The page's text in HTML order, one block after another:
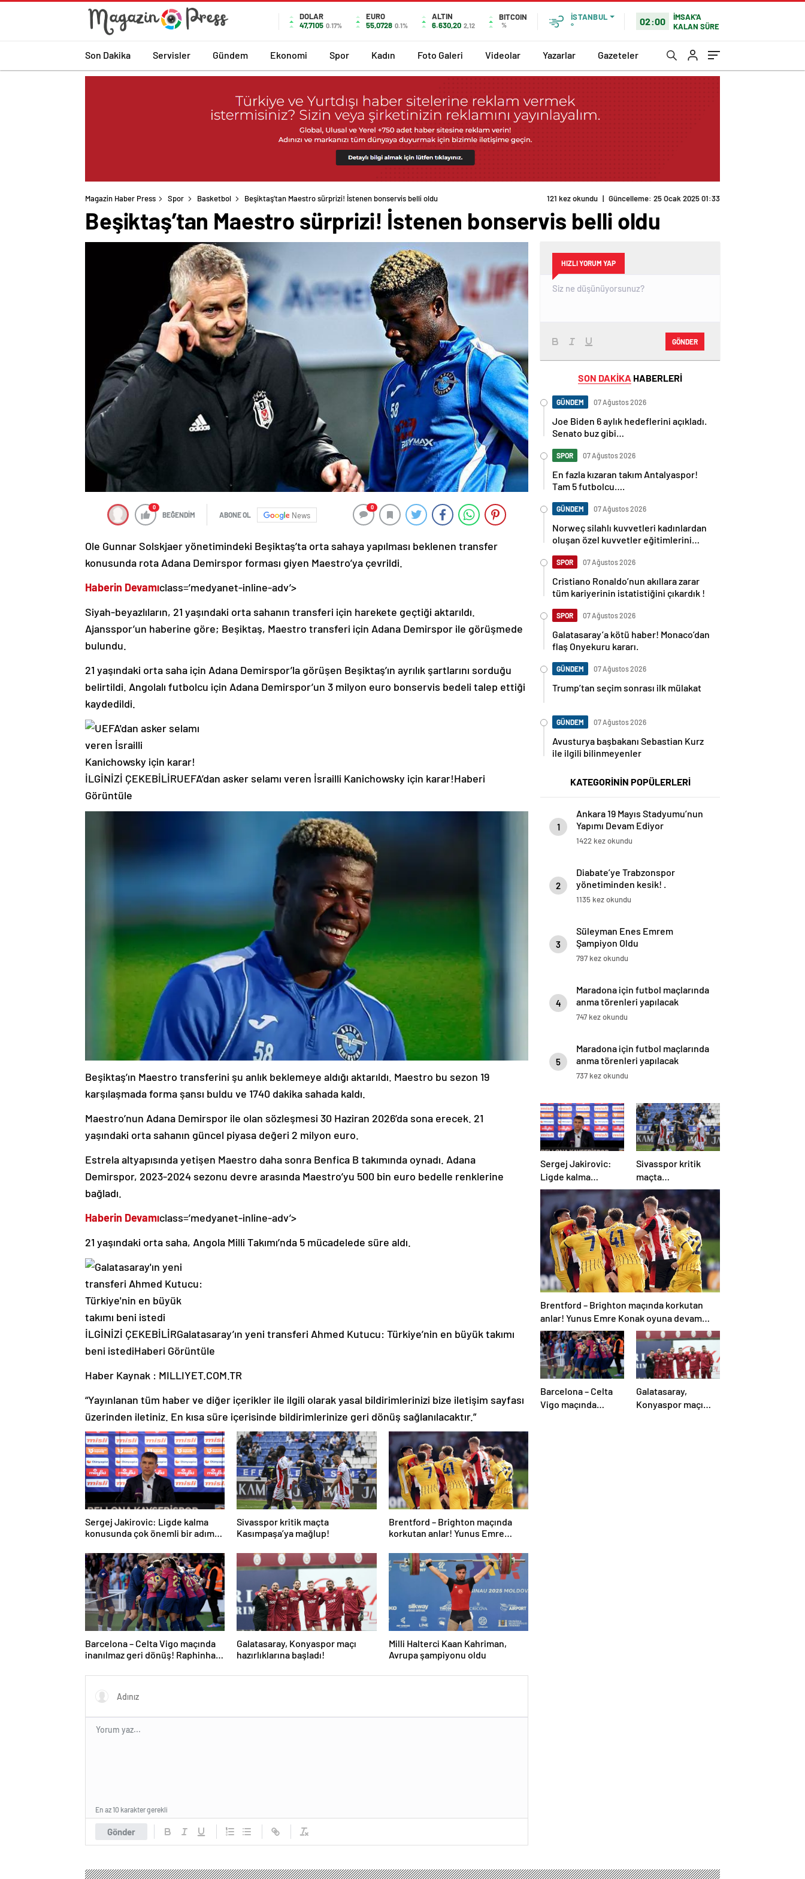
DOLAR
47,7105 0.17%
EURO
55,0728 0.1%
ALTIN
6.630,20 2,12
BITCOIN
%
İSTANBUL
°
02:00
İMSAK'A
KALAN SÜRE
Son Dakika Servisler Gündem Ekonomi Spor Kadın Foto Galeri Videolar Yazarlar Gazeteler
Magazin Haber Press Spor Basketbol Beşiktaş’tan Maestro sürprizi! İstenen bonservis belli oldu 121 kez okundu | Güncelleme: 25 Ocak 2025 01:33
Beşiktaş’tan Maestro sürprizi! İstenen bonservis belli oldu
0
BEĞENDİM ABONE OL News
0
Ole Gunnar Solskjaer yönetimindeki Beşiktaş’ta orta sahaya yapılması beklenen transfer
konusunda rota Adana Demirspor forması giyen Maestro’ya çevrildi.
Haberin Devamıclass=’medyanet-inline-adv’>
Siyah-beyazlıların, 21 yaşındaki orta sahanın transferi için harekete geçtiği aktarıldı.
Ajansspor’un haberine göre; Beşiktaş, Maestro transferi için Adana Demirspor ile görüşmede
bulundu.
21 yaşındaki orta saha için Adana Demirspor’la görüşen Beşiktaş’ın ayrılık şartlarını sorduğu
belirtildi. Angolalı futbolcu için Adana Demirspor’un 3 milyon euro bonservis bedeli talep ettiği
kaydedildi.
İLGİNİZİ ÇEKEBİLİRUEFA’dan asker selamı veren İsrailli Kanichowsky için karar!Haberi
Görüntüle
Beşiktaş’ın Maestro transferini şu anlık beklemeye aldığı aktarıldı. Maestro bu sezon 19
karşılaşmada forma şansı buldu ve 1740 dakika sahada kaldı.
Maestro’nun Adana Demirspor ile olan sözleşmesi 30 Haziran 2026’da sona erecek. 21
yaşındaki orta sahanın güncel piyasa değeri 2 milyon euro.
Estrela altyapısında yetişen Maestro daha sonra Benfica B takımında oynadı. Adana
Demirspor, 2023-2024 sezonu devre arasında Maestro’yu 500 bin euro bedelle renklerine
bağladı.
Haberin Devamıclass=’medyanet-inline-adv’>
21 yaşındaki orta saha, Angola Milli Takımı’nda 5 mücadelede süre aldı.
İLGİNİZİ ÇEKEBİLİRGalatasaray’ın yeni transferi Ahmed Kutucu: Türkiye’nin en büyük takımı
beni istediHaberi Görüntüle
Haber Kaynak : MILLIYET.COM.TR
“Yayınlanan tüm haber ve diğer içerikler ile ilgili olarak yasal bildirimlerinizi bize iletişim sayfası
üzerinden iletiniz. En kısa süre içerisinde bildirimlerinize geri dönüş sağlanılacaktır.”
Sergej Jakirovic: Ligde kalma
konusunda çok önemli bir adım
Sivasspor kritik maçta
Kasımpaşa’ya mağlup!
Brentford – Brighton maçında
korkutan anlar! Yunus Emre
Barcelona – Celta Vigo maçında
inanılmaz geri dönüş! Raphinha
Galatasaray, Konyaspor maçı
hazırlıklarına başladı!
Milli Halterci Kaan Kahriman,
Avrupa şampiyonu oldu
Gönder
En az 10 karakter gerekli
HIZLI YORUM YAP
GÖNDER
SON DAKİKA HABERLERİ
GÜNDEM 07 Ağustos 2026
Joe Biden 6 aylık hedeflerini açıkladı.
Senato buz gibi…
SPOR 07 Ağustos 2026
En fazla kızaran takım Antalyaspor!
Tam 5 futbolcu….
GÜNDEM 07 Ağustos 2026
Norweç silahlı kuvvetleri kadınlardan
oluşan özel kuvvetler eğitimlerini
SPOR 07 Ağustos 2026
Cristiano Ronaldo’nun akıllara zarar
tüm kariyerinin istatistiğini çıkardık !
SPOR 07 Ağustos 2026
Galatasaray’a kötü haber! Monaco’dan
flaş Onyekuru kararı.
GÜNDEM 07 Ağustos 2026
Trump’tan seçim sonrası ilk mülakat
GÜNDEM 07 Ağustos 2026
Avusturya başbakanı Sebastian Kurz
ile ilgili bilinmeyenler
KATEGORİNİN POPÜLERLERİ
1
Ankara 19 Mayıs Stadyumu’nun
Yapımı Devam Ediyor
1422 kez okundu
2
Diabate’ye Trabzonspor
yönetiminden kesik! .
1135 kez okundu
3
Süleyman Enes Emrem
Şampiyon Oldu
797 kez okundu
4
Maradona için futbol maçlarında
anma törenleri yapılacak
747 kez okundu
5
Maradona için futbol maçlarında
anma törenleri yapılacak
737 kez okundu
Sergej Jakirovic:
Ligde kalma
konusunda çok
önemli bir adım
attık
Sivasspor kritik
maçta
Kasımpaşa’ya
mağlup!
Brentford – Brighton maçında korkutan
anlar! Yunus Emre Konak oyuna devam
edemedi…
Barcelona – Celta
Vigo maçında
Galatasaray,
Konyaspor maçı